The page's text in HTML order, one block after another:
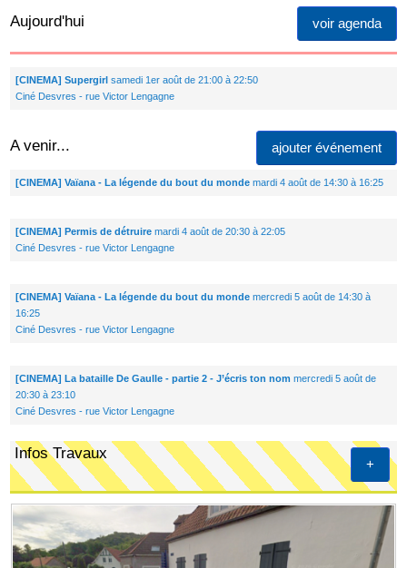
voir agenda
Aujourd'hui
[CINEMA] Supergirlsamedi 1er août de 21:00 à 22:50
Ciné Desvres - rue Victor Lengagne
A venir... ajouter événement
[CINEMA] Vaïana - La légende du bout du mondemardi 4 août de 14:30 à 16:25
[CINEMA] Permis de détruiremardi 4 août de 20:30 à 22:05
Ciné Desvres - rue Victor Lengagne
[CINEMA] Vaïana - La légende du bout du mondemercredi 5 août de 14:30 à
16:25
Ciné Desvres - rue Victor Lengagne
[CINEMA] La bataille De Gaulle - partie 2 - J’écris ton nom mercredi 5 août de
20:30 à 23:10
Ciné Desvres - rue Victor Lengagne
+
Infos Travaux